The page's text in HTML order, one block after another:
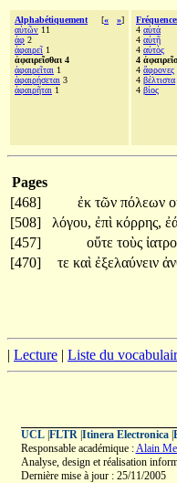
Alphabétiquement [« »]
αὑτῶν 11
ἀφ 2
ἀφαιρεῖ 1
ἀφαιρεῖσθαι 4
ἀφαιρεῖται 1
ἀφαιρήσεται 3
ἀφαιρῆται 1
4 αὐτά
4 αὐτῇ
4 αὐτός
4
4 ἄφρονες
4 βέλτιστα
4 βίος
Pages
[468]
ἐκ τῶν πόλεων
[508]
λόγου, ἐπὶ κόρρης,
[457]
οὔτε τοὺς
[470]
τε καὶ ἐξελαύνειν
| Lecture | Liste du
UCL| FLTR| Itinera Electronica|
Responsable académique :Alain
Analyse, design et réalisation
Dernière mise à jour : 25/11/2005